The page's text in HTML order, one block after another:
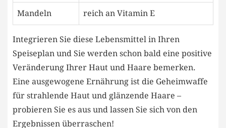
Mandeln reich an Vitamin E
Integrieren Sie diese Lebensmittel in Ihren
Speiseplan und Sie werden schon bald eine positive
Veränderung Ihrer Haut und Haare bemerken.
Eine ausgewogene Ernährung ist die Geheimwaffe
für strahlende Haut und glänzende Haare –
probieren Sie es aus und lassen Sie sich von den
Ergebnissen überraschen!